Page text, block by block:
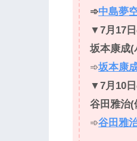
➾中島夢
▼7月17
坂本康成(
➾坂本康
▼7月10
谷田雅治(
➾谷田雅